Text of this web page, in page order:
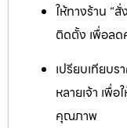
ให้ทางร้าน “
ติดตั้ง เพื่อลด
เปรียบเทียบร
หลายเจ้า เพื่
คุณภาพ